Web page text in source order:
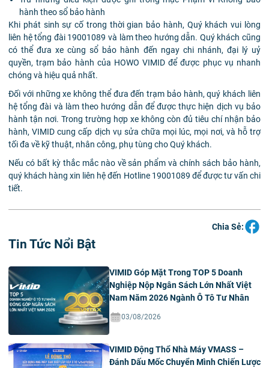
hành theo sổ bảo hành
Khi phát sinh sự cố trong thời gian bảo hành, Quý khách vui lòng
liên hệ tổng đài 19001089 và làm theo hướng dẫn. Quý khách cũng
có thể đưa xe cùng sổ bảo hành đến ngay chi nhánh, đại lý uỷ
quyền, trạm bảo hành của HOWO VIMID để được phục vụ nhanh
chóng và hiệu quả nhất.
Đối với những xe không thể đưa đến trạm bảo hành, quý khách liên
hệ tổng đài và làm theo hướng dẫn để được thực hiện dịch vụ bảo
hành tận nơi. Trong trường hợp xe không còn đủ tiêu chí nhận bảo
hành, VIMID cung cấp dịch vụ sửa chữa mọi lúc, mọi nơi, và hỗ trợ
tối đa về kỹ thuật, nhân công, phụ tùng cho Quý khách.
Nếu có bất kỳ thắc mắc nào về sản phẩm và chính sách bảo hành,
quý khách hàng xin liên hệ đến Hotline 19001089 để được tư vấn chi
tiết.
Chia Sẻ:
Tin Tức Nổi Bật
VIMID Góp Mặt Trong TOP 5 Doanh
Nghiệp Nộp Ngân Sách Lớn Nhất Việt
Nam Năm 2026 Ngành Ô Tô Tư Nhân
03/08/2026
VIMID Động Thổ Nhà Máy VMASS –
Đánh Dấu Mốc Chuyển Mình Chiến Lược